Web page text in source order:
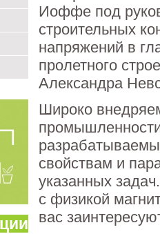
Иоффе под
строительных
напряжений в
пролетного
Александра
Широко
свойствам и
указанных
с физикой
вас